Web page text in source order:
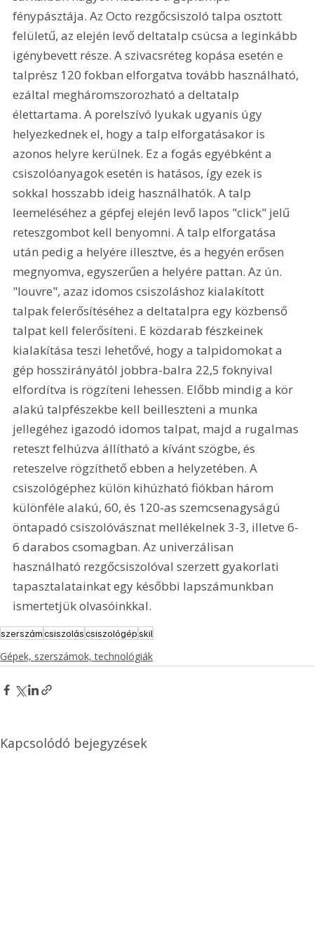
fénypásztája. Az Octo rezgőcsiszoló talpa osztott
felületű, az elején levő deltatalp csúcsa a leginkább
igénybevett része. A szivacsréteg kopása esetén e
talprész 120 fokban elforgatva tovább használható,
ezáltal megháromszorozható a deltatalp
élettartama. A porelszívó lyukak ugyanis úgy
helyezkednek el, hogy a talp elforgatásakor is
azonos helyre kerülnek. Ez a fogás egyébként a
csiszolóanyagok esetén is hatásos, így ezek is
sokkal hosszabb ideig használhatók. A talp
leemeléséhez a gépfej elején levő lapos "click" jelű
reteszgombot kell benyomni. A talp elforgatása
után pedig a helyére illesztve, és a hegyén erősen
megnyomva, egyszerűen a helyére pattan. Az ún.
"louvre", azaz idomos csiszoláshoz kialakított
talpak felerősítéséhez a deltatalpra egy közbenső
talpat kell felerősíteni. E közdarab fészkeinek
kialakítása teszi lehetővé, hogy a talpidomokat a
gép hosszirányától jobbra-balra 22,5 foknyival
elfordítva is rögzíteni lehessen. Előbb mindig a kör
alakú talpfészekbe kell beilleszteni a munka
jellegéhez igazodó idomos talpat, majd a rugalmas
reteszt felhúzva állítható a kívánt szögbe, és
reteszelve rögzíthető ebben a helyzetében. A
csiszológéphez külön kihúzható fiókban három
különféle alakú, 60, és 120-as szemcsenagyságú
öntapadó csiszolóvásznat mellékelnek 3-3, illetve 6-
6 darabos csomagban. Az univerzálisan
használható rezgőcsiszolóval szerzett gyakorlati
tapasztalatainkat egy későbbi lapszámunkban
ismertetjük olvasóinkkal.
szerszámcsiszoláscsiszológépskil
Gépek, szerszámok, technológiák
Kapcsolódó bejegyzések